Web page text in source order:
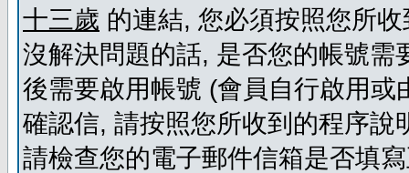
十三歲 的連結, 您必須按照您所
沒解決問題的話, 是否您的帳號
後需要啟用帳號 (會員自行啟用
確認信, 請按照您所收到的程序
請檢查您的電子郵件信箱是否填